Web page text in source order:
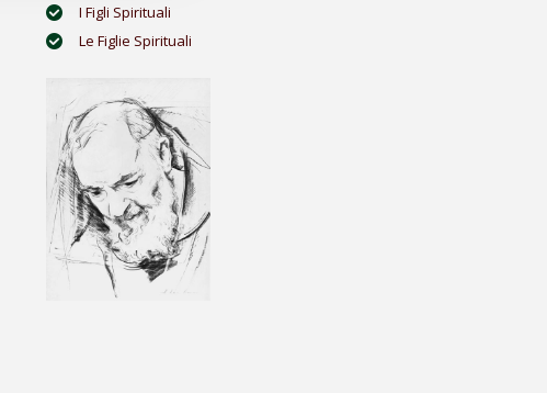
I Figli Spirituali
Le Figlie Spirituali